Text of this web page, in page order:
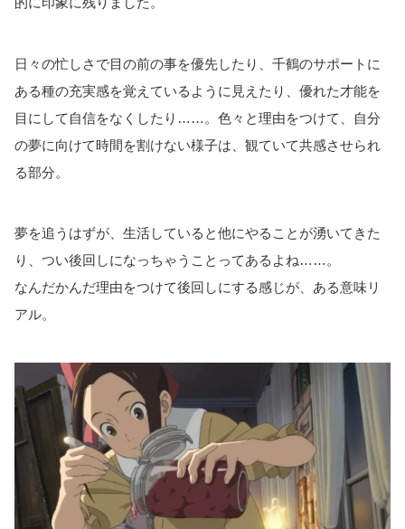
日々の忙しさで目の前の事を優先したり、千鶴のサポートに
ある種の充実感を覚えているように見えたり、優れた才能を
目にして自信をなくしたり……。色々と理由をつけて、自分
の夢に向けて時間を割けない様子は、観ていて共感させられ
る部分。
夢を追うはずが、生活していると他にやることが湧いてきた
り、つい後回しになっちゃうことってあるよね……。
なんだかんだ理由をつけて後回しにする感じが、ある意味リ
アル。